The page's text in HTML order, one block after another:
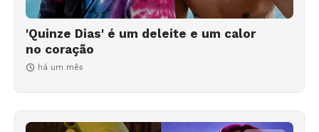
'Quinze Dias' é um deleite e um calor
no coração
há um mês